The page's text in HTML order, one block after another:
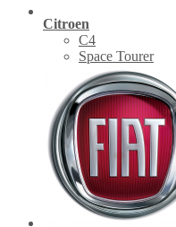
Citroen
C4
Space Tourer